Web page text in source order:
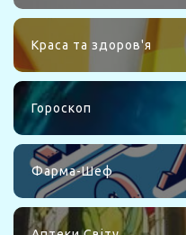
Краса та здоров'я
Гороскоп
Фарма-Шеф